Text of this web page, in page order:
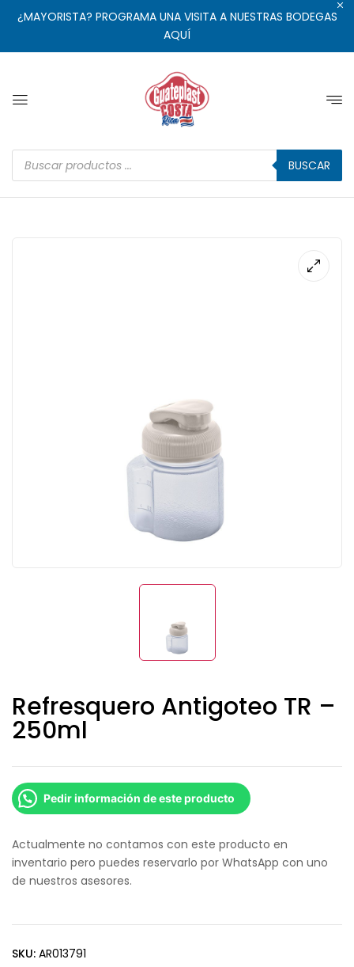
¿MAYORISTA? PROGRAMA UNA VISITA A NUESTRAS BODEGAS
AQUÍ
BUSCAR
Refresquero Antigoteo TR –
250ml
Pedir información de este producto
Actualmente no contamos con este producto en
inventario pero puedes reservarlo por WhatsApp con uno
de nuestros asesores.
SKU: AR013791